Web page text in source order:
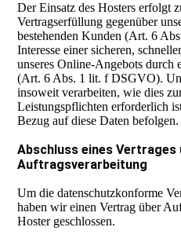
Der Einsatz des Hosters erfolgt
Vertragserfüllung gegenüber
bestehenden Kunden (Art. 6
Interesse einer sicheren,
unseres Online-Angebots durch
(Art. 6 Abs. 1 lit. f DSGVO).
insoweit verarbeiten, wie dies
Leistungspflichten erforderlich
Bezug auf diese Daten befolgen.
Abschluss eines Vertrages
Auftragsverarbeitung
Um die datenschutzkonforme
haben wir einen Vertrag über
Hoster geschlossen.